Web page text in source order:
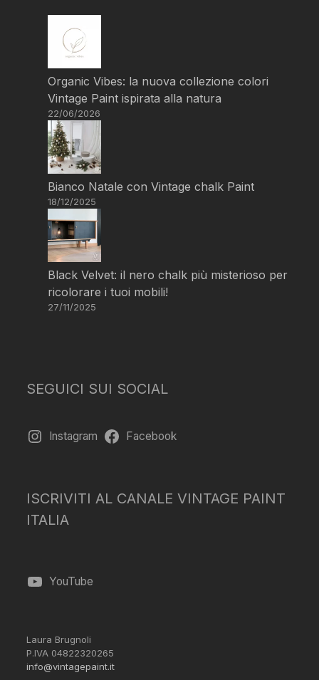
Organic Vibes: la nuova collezione colori
Vintage Paint ispirata alla natura
22/06/2026
Bianco Natale con Vintage chalk Paint
18/12/2025
Black Velvet: il nero chalk più misterioso per
ricolorare i tuoi mobili!
27/11/2025
SEGUICI SUI SOCIAL
Instagram Facebook
ISCRIVITI AL CANALE VINTAGE PAINT
ITALIA
YouTube
Laura Brugnoli
P.IVA 04822320265
info@vintagepaint.it